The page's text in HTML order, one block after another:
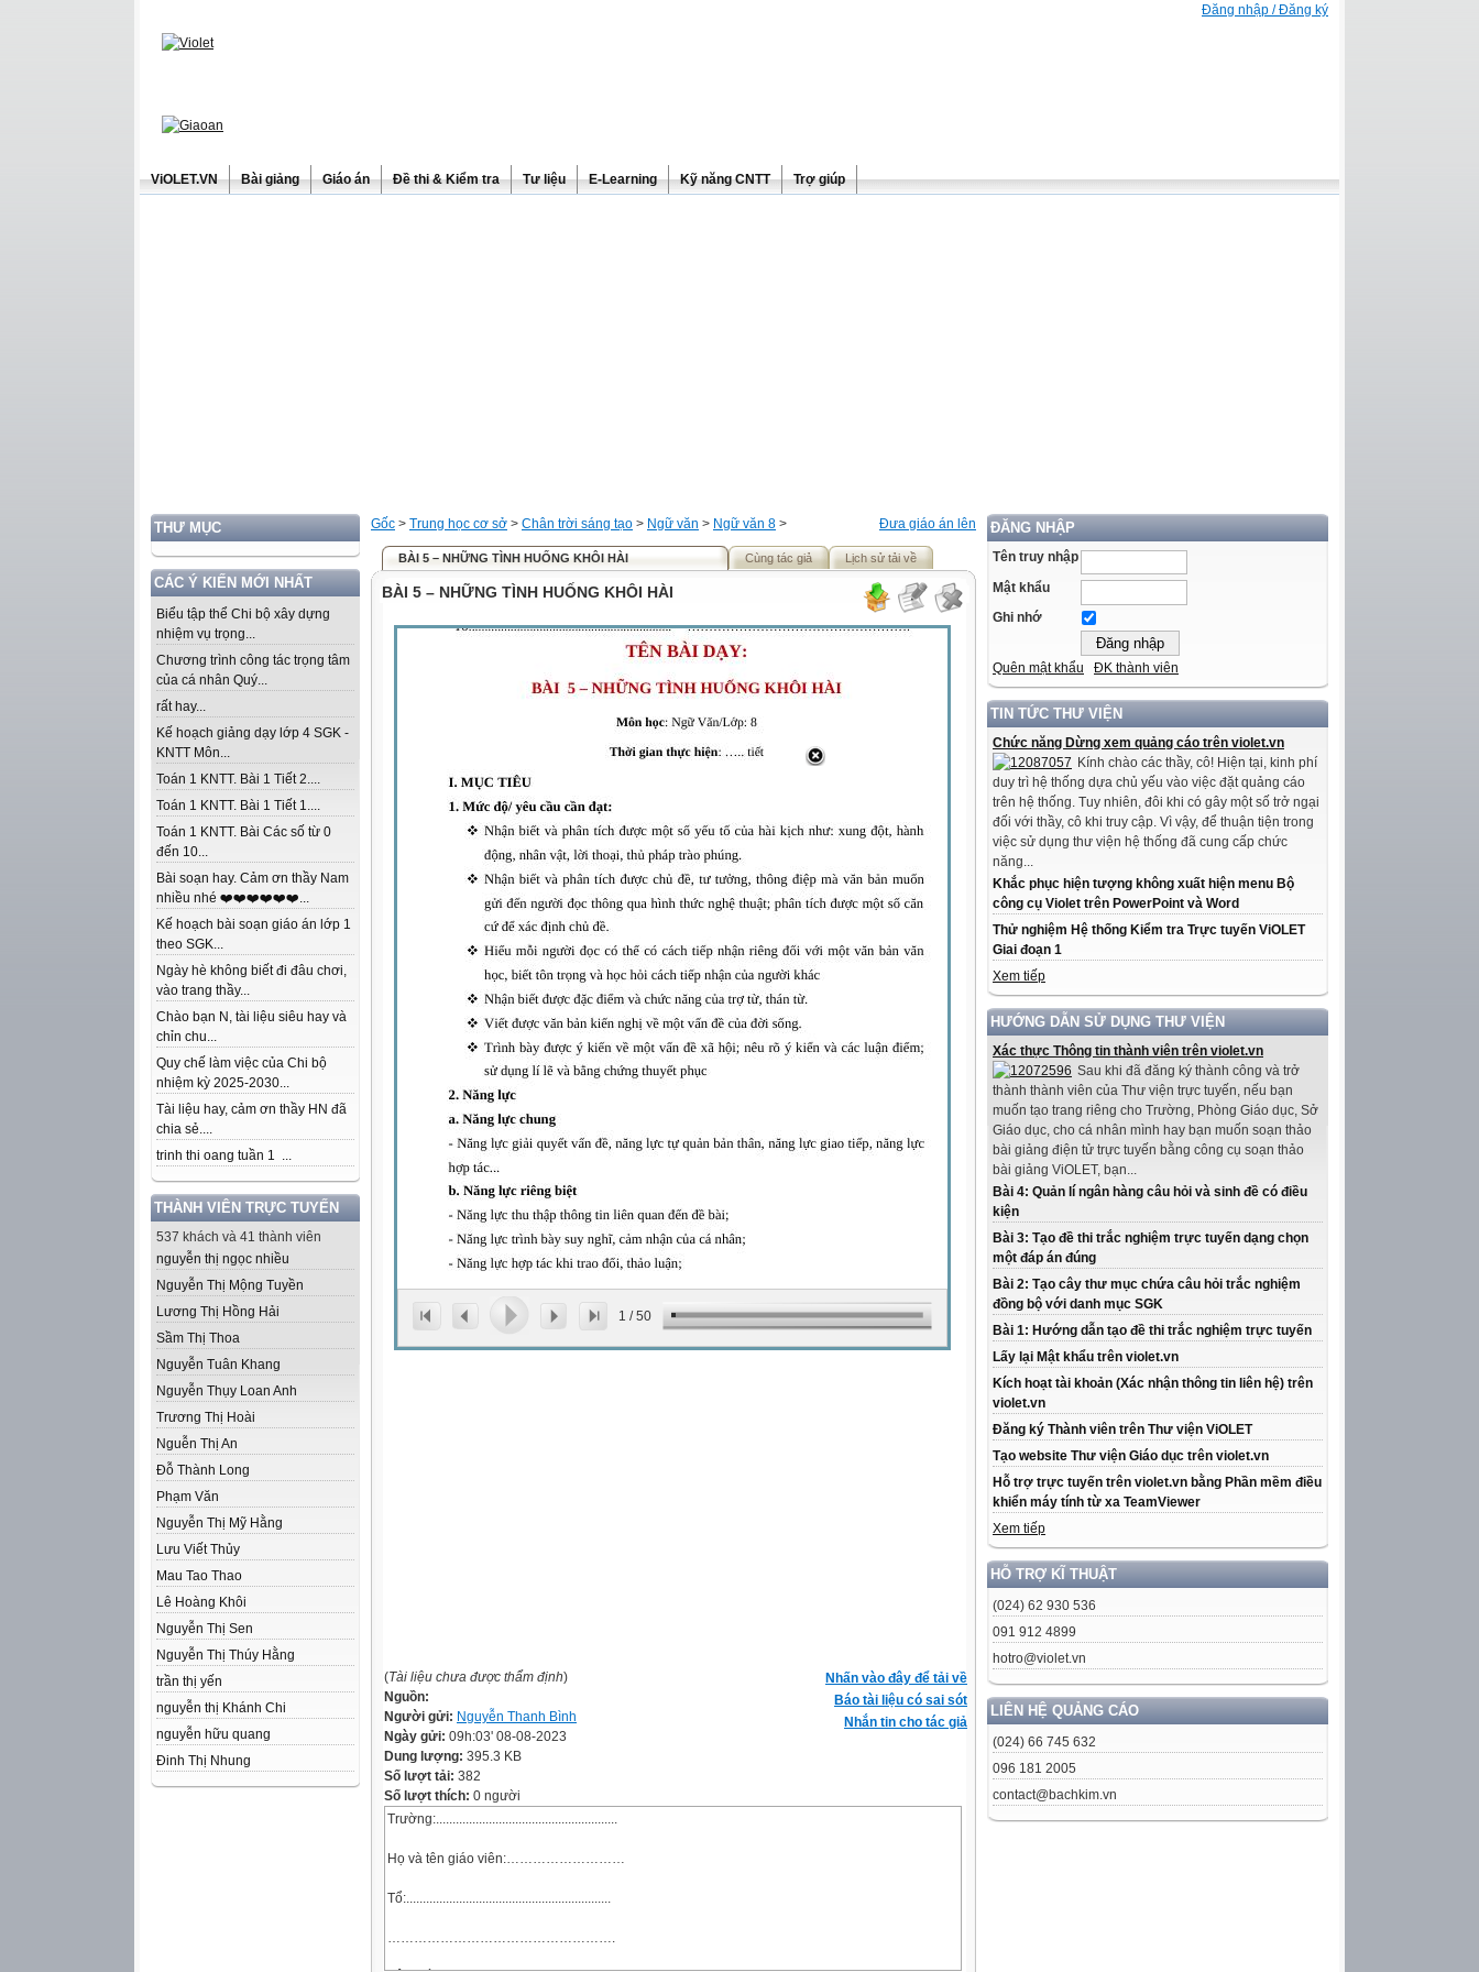
Đăng nhập / Đăng ký
ViOLET.VN Bài giảng Giáo án Đề thi & Kiểm tra Tư liệu E-Learning Kỹ năng CNTT Trợ giúp
THƯ MỤC
CÁC Ý KIẾN MỚI NHẤT
Biểu tập thể Chi bộ xây dựng
nhiệm vụ trọng...
Chương trình công tác trọng tâm
của cá nhân Quý...
rất hay...
Kế hoạch giảng dạy lớp 4 SGK -
KNTT Môn...
Toán 1 KNTT. Bài 1 Tiết 2....
Toán 1 KNTT. Bài 1 Tiết 1....
Toán 1 KNTT. Bài Các số từ 0
đến 10...
Bài soạn hay. Cảm ơn thầy Nam
nhiều nhé ❤️❤️❤️❤️❤️❤️...
Kế hoạch bài soạn giáo án lớp 1
theo SGK...
Ngày hè không biết đi đâu chơi,
vào trang thầy...
Chào bạn N, tài liệu siêu hay và
chỉn chu...
Quy chế làm việc của Chi bộ
nhiệm kỳ 2025-2030...
Tài liệu hay, cảm ơn thầy HN đã
chia sẻ....
trinh thi oang tuần 1 ...
THÀNH VIÊN TRỰC TUYẾN
537 khách và 41 thành viên
nguyễn thị ngọc nhiều
Nguyễn Thị Mộng Tuyền
Lương Thị Hồng Hải
Sầm Thị Thoa
Nguyễn Tuân Khang
Nguyễn Thụy Loan Anh
Trương Thị Hoài
Nguễn Thị An
Đỗ Thành Long
Phạm Văn
Nguyễn Thị Mỹ Hằng
Lưu Viết Thủy
Mau Tao Thao
Lê Hoàng Khôi
Nguyễn Thị Sen
Nguyễn Thị Thúy Hằng
trần thị yến
nguyễn thị Khánh Chi
nguyễn hữu quang
Đinh Thị Nhung
ĐĂNG NHẬP
Tên truy nhập
Mật khẩu
Ghi nhớ
Quên mật khẩu ĐK thành viên
TIN TỨC THƯ VIỆN
Chức năng Dừng xem quảng cáo trên violet.vn
Kính chào các thầy, cô! Hiện tại, kinh phí
duy trì hệ thống dựa chủ yếu vào việc đặt quảng cáo
trên hệ thống. Tuy nhiên, đôi khi có gây một số trở ngại
đối với thầy, cô khi truy cập. Vì vậy, để thuận tiện trong
việc sử dụng thư viện hệ thống đã cung cấp chức
năng...
Khắc phục hiện tượng không xuất hiện menu Bộ
công cụ Violet trên PowerPoint và Word
Thử nghiệm Hệ thống Kiểm tra Trực tuyến ViOLET
Giai đoạn 1
Xem tiếp
HƯỚNG DẪN SỬ DỤNG THƯ VIỆN
Xác thực Thông tin thành viên trên violet.vn
Sau khi đã đăng ký thành công và trở
thành thành viên của Thư viện trực tuyến, nếu bạn
muốn tạo trang riêng cho Trường, Phòng Giáo dục, Sở
Giáo dục, cho cá nhân mình hay bạn muốn soạn thảo
bài giảng điện tử trực tuyến bằng công cụ soạn thảo
bài giảng ViOLET, bạn...
Bài 4: Quản lí ngân hàng câu hỏi và sinh đề có điều
kiện
Bài 3: Tạo đề thi trắc nghiệm trực tuyến dạng chọn
một đáp án đúng
Bài 2: Tạo cây thư mục chứa câu hỏi trắc nghiệm
đồng bộ với danh mục SGK
Bài 1: Hướng dẫn tạo đề thi trắc nghiệm trực tuyến
Lấy lại Mật khẩu trên violet.vn
Kích hoạt tài khoản (Xác nhận thông tin liên hệ) trên
violet.vn
Đăng ký Thành viên trên Thư viện ViOLET
Tạo website Thư viện Giáo dục trên violet.vn
Hỗ trợ trực tuyến trên violet.vn bằng Phần mềm điều
khiển máy tính từ xa TeamViewer
Xem tiếp
HỖ TRỢ KĨ THUẬT
(024) 62 930 536
091 912 4899
hotro@violet.vn
LIÊN HỆ QUẢNG CÁO
(024) 66 745 632
096 181 2005
contact@bachkim.vn
Đưa giáo án lên
Gốc > Trung học cơ sở > Chân trời sáng tạo > Ngữ văn > Ngữ văn 8 >
BÀI 5 – NHỮNG TÌNH HUỐNG KHÔI HÀI Cùng tác giả Lịch sử tải về
BÀI 5 – NHỮNG TÌNH HUỐNG KHÔI HÀI
1 /50
Nhấn vào đây để tải về
Báo tài liệu có sai sót
Nhắn tin cho tác giả
(Tài liệu chưa được thẩm định)
Nguồn:
Người gửi: Nguyễn Thanh Bình
Ngày gửi: 09h:03' 08-08-2023
Dung lượng: 395.3 KB
Số lượt tải: 382
Số lượt thích: 0 người
Trường:.......................................................
Họ và tên giáo viên:………………………
Tổ:..............................................................
…………………………………………….